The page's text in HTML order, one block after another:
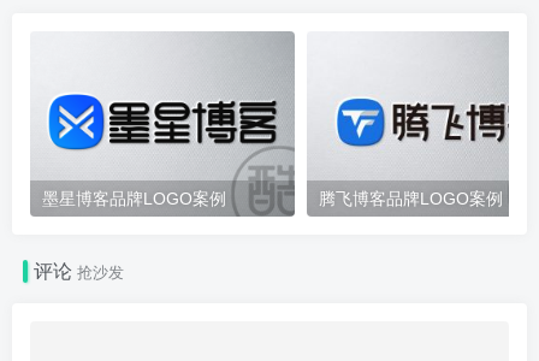
墨星博客品牌LOGO案例 腾飞博客品牌LOGO案例
评论抢沙发